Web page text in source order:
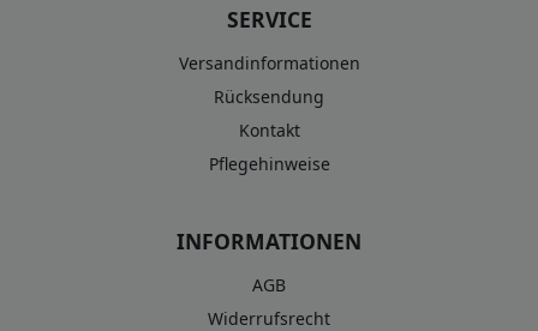
SERVICE
Versandinformationen
Rücksendung
Kontakt
Pflegehinweise
INFORMATIONEN
AGB
Widerrufsrecht